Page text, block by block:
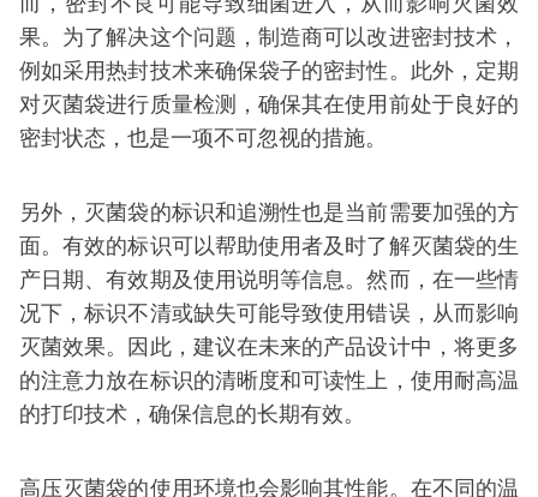
果。为了解决这个问题，制造商可以改进密封技术，
例如采用热封技术来确保袋子的密封性。此外，定期
对灭菌袋进行质量检测，确保其在使用前处于良好的
密封状态，也是一项不可忽视的措施。
另外，灭菌袋的标识和追溯性也是当前需要加强的方
面。有效的标识可以帮助使用者及时了解灭菌袋的生
产日期、有效期及使用说明等信息。然而，在一些情
况下，标识不清或缺失可能导致使用错误，从而影响
灭菌效果。因此，建议在未来的产品设计中，将更多
的注意力放在标识的清晰度和可读性上，使用耐高温
的打印技术，确保信息的长期有效。
高压灭菌袋的使用环境也会影响其性能。在不同的温